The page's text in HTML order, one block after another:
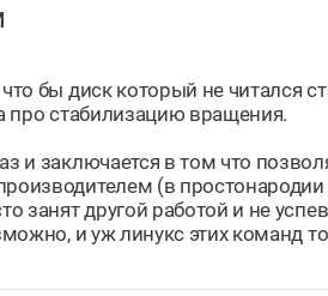
бы диск который не читался
про стабилизацию вращения.
и заключается в том что
(в
занят другой работой и не
и уж линукс этих команд